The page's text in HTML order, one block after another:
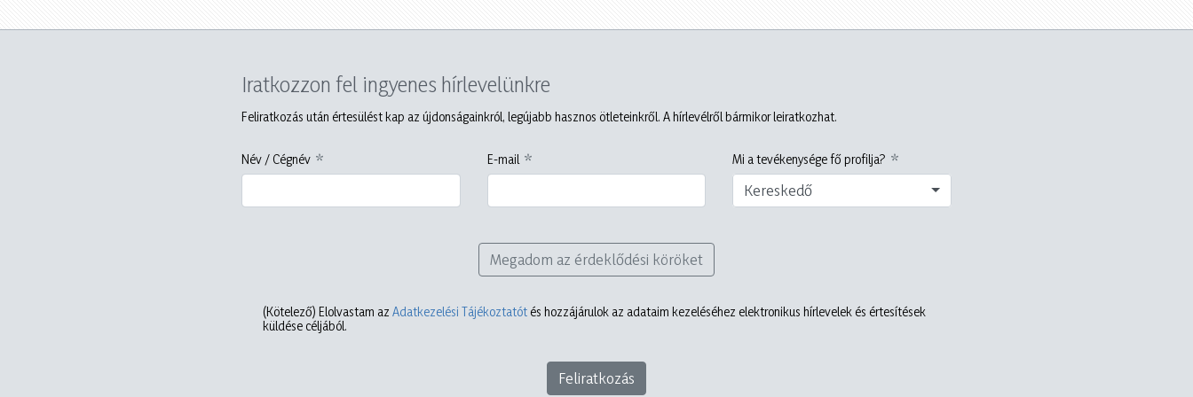
Iratkozzon fel ingyenes hírlevelünkre
Feliratkozás után értesülést kap az újdonságainkról, legújabb hasznos ötleteinkről. A hírlevélről bármikor leiratkozhat.
Név / Cégnév E-mail Mi a tevékenysége fő profilja?
Kereskedő
Megadom az érdeklődési köröket
(Kötelező) Elolvastam az Adatkezelési Tájékoztatót és hozzájárulok az adataim kezeléséhez elektronikus hírlevelek és értesítések
küldése céljából.
Feliratkozás